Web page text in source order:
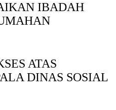
IBADAH
ATAS
DINAS SOSIAL